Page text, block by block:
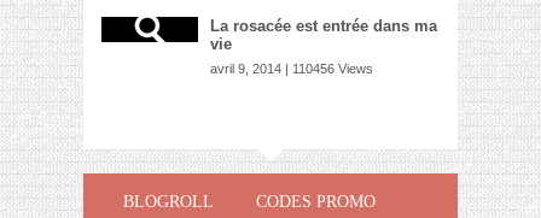
La rosacée est entrée dans ma
vie
avril 9, 2014 | 110456 Views
BLOGROLL
CODES PROMO